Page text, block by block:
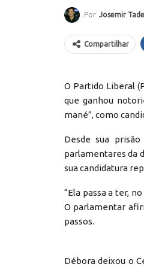
Por Josemir Tadeu
Compartilhar
O Partido Liberal
que ganhou
mané”, como
Desde sua
parlamentares da
sua candidatura
“Ela passa a ter,
O parlamentar
passos.
Débora deixou o